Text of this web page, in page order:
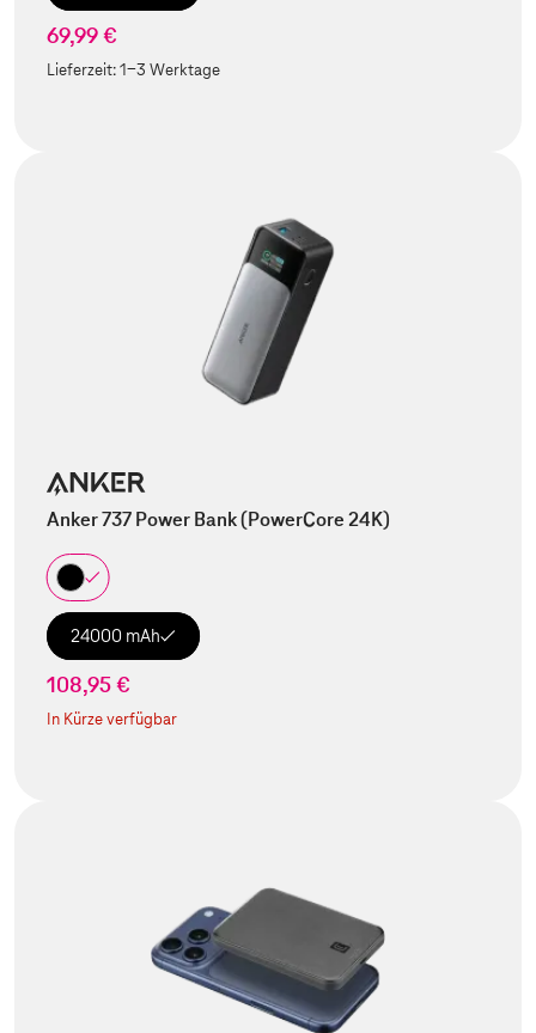
69,99 €
Lieferzeit:1-3 Werktage
Anker 737 Power Bank (PowerCore 24K)
24000 mAh
108,95 €
In Kürze verfügbar